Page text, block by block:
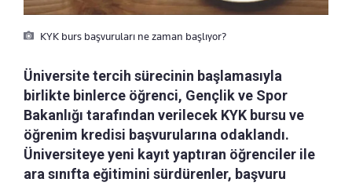
KYK burs başvuruları ne zaman başlıyor?
Üniversite tercih sürecinin başlamasıyla
birlikte binlerce öğrenci, Gençlik ve Spor
Bakanlığı tarafından verilecek KYK bursu ve
öğrenim kredisi başvurularına odaklandı.
Üniversiteye yeni kayıt yaptıran öğrenciler ile
ara sınıfta eğitimini sürdürenler, başvuru